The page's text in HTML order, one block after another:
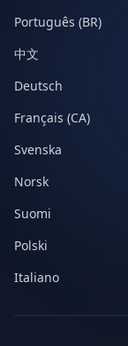
Português (BR)
中文
Deutsch
Français (CA)
Svenska
Norsk
Suomi
Polski
Italiano